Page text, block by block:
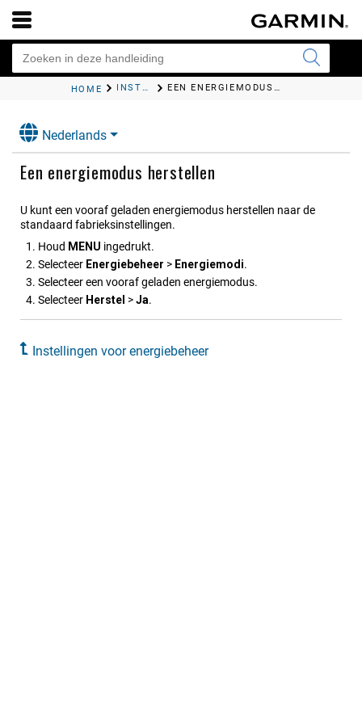
HOME INSTELLINGEN VOOR ENERGIEBEHEER EEN ENERGIEMODUS HERSTELLEN
Nederlands
Een energiemodus herstellen
U kunt een vooraf geladen energiemodus herstellen naar de
standaard fabrieksinstellingen.
Houd MENU ingedrukt.
Selecteer Energiebeheer > Energiemodi.
Selecteer een vooraf geladen energiemodus.
Selecteer Herstel >Ja.
Instellingen voor energiebeheer